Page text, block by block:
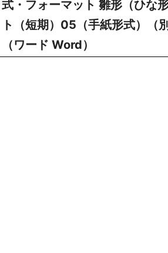
式・フォーマット 雛形（ひな
ト（短期）05（手紙形式）（
（ワード Word）